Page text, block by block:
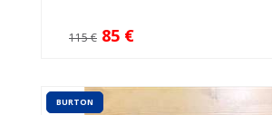
115 € 85 €
BURTON